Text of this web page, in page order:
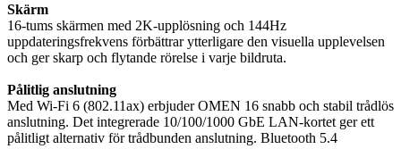
Skärm
16-tums skärmen med 2K-upplösning och 144Hz
uppdateringsfrekvens förbättrar ytterligare den visuella upplevelsen
och ger skarp och flytande rörelse i varje bildruta.
Pålitlig anslutning
Med Wi-Fi 6 (802.11ax) erbjuder OMEN 16 snabb och stabil trådlös
anslutning. Det integrerade 10/100/1000 GbE LAN-kortet ger ett
pålitligt alternativ för trådbunden anslutning. Bluetooth 5.4